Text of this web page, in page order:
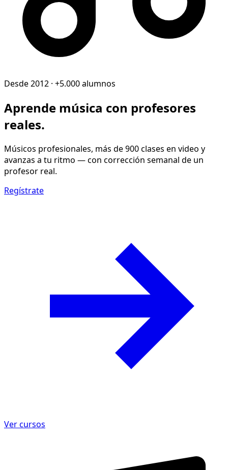
Desde 2012 · +5.000 alumnos
Aprende música con profesores
reales.
Músicos profesionales, más de 900 clases en video y
avanzas a tu ritmo — con corrección semanal de un
profesor real.
Regístrate
Ver cursos